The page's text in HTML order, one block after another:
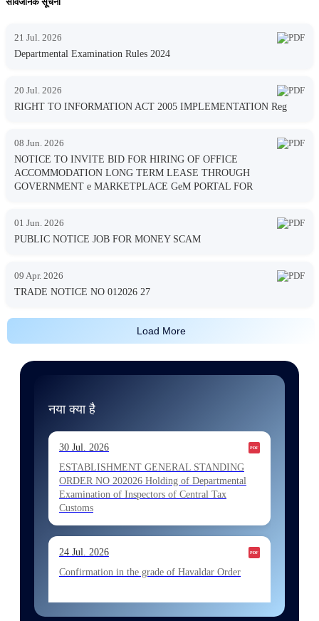
21 Jul. 2026
Departmental Examination Rules 2024
20 Jul. 2026
RIGHT TO INFORMATION ACT 2005 IMPLEMENTATION Reg
08 Jun. 2026
NOTICE TO INVITE BID FOR HIRING OF OFFICE
ACCOMMODATION LONG TERM LEASE THROUGH
GOVERNMENT e MARKETPLACE GeM PORTAL FOR
01 Jun. 2026
PUBLIC NOTICE JOB FOR MONEY SCAM
09 Apr. 2026
TRADE NOTICE NO 012026 27
Load More
नया क्या है
30 Jul. 2026
ESTABLISHMENT GENERAL STANDING
ORDER NO 202026 Holding of Departmental
Examination of Inspectors of Central Tax
Customs
24 Jul. 2026
Confirmation in the grade of Havaldar Order